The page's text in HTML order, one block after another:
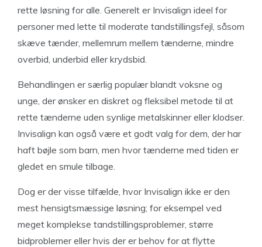
rette løsning for alle. Generelt er Invisalign ideel for
personer med lette til moderate tandstillingsfejl, såsom
skæve tænder, mellemrum mellem tænderne, mindre
overbid, underbid eller krydsbid.
Behandlingen er særlig populær blandt voksne og
unge, der ønsker en diskret og fleksibel metode til at
rette tænderne uden synlige metalskinner eller klodser.
Invisalign kan også være et godt valg for dem, der har
haft bøjle som barn, men hvor tænderne med tiden er
gledet en smule tilbage.
Dog er der visse tilfælde, hvor Invisalign ikke er den
mest hensigtsmæssige løsning; for eksempel ved
meget komplekse tandstillingsproblemer, større
bidproblemer eller hvis der er behov for at flytte